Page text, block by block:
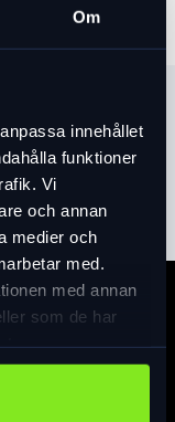
Om
innehållet
funktioner
Vi
och annan
medier och
med.
med annan
som de har